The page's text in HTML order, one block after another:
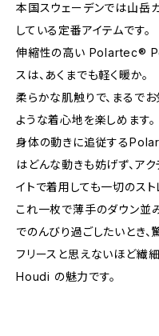
本国スウェーデンでは山岳
している定番アイテムです。
伸縮性の高い Polartec®
スは、あくまでも軽く暖か。
柔らかな肌触りで、まるで
ような着心地を楽しめます。
身体の動きに追従する
はどんな動きも妨げず、ア
イトで着用しても一切のスト
これ一枚で薄手のダウン並
でのんびり過ごしたいとき、
フリースと思えないほど繊
Houdi の魅力です。